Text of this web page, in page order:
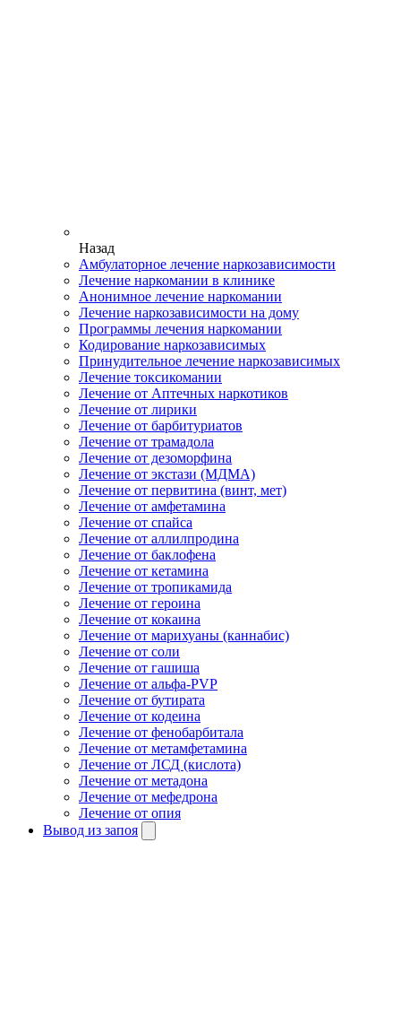
Назад
Амбулаторное лечение наркозависимости
Лечение наркомании в клинике
Анонимное лечение наркомании
Лечение наркозависимости на дому
Программы лечения наркомании
Кодирование наркозависимых
Принудительное лечение наркозависимых
Лечение токсикомании
Лечение от Аптечных наркотиков
Лечение от лирики
Лечение от барбитуриатов
Лечение от трамадола
Лечение от дезоморфина
Лечение от экстази (МДМА)
Лечение от первитина (винт, мет)
Лечение от амфетамина
Лечение от спайса
Лечение от аллилпродина
Лечение от баклофена
Лечение от кетамина
Лечение от тропикамида
Лечение от героина
Лечение от кокаина
Лечение от марихуаны (каннабис)
Лечение от соли
Лечение от гашиша
Лечение от альфа-PVP
Лечение от бутирата
Лечение от кодеина
Лечение от фенобарбитала
Лечение от метамфетамина
Лечение от ЛСД (кислота)
Лечение от метадона
Лечение от мефедрона
Лечение от опия
Вывод из запоя